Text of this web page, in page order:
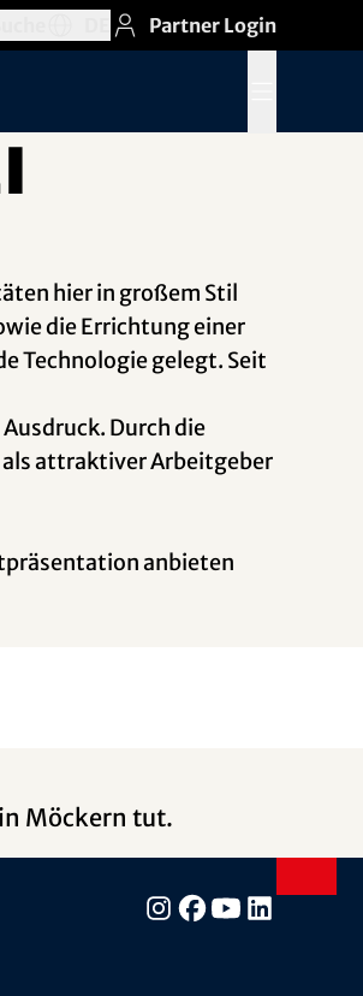
Abschnitt Sprachschalter öffnen,
Partner Login
hier in großem Stil
die Errichtung einer
Technologie gelegt. Seit
Durch die
attraktiver Arbeitgeber
anbieten
Möckern tut.